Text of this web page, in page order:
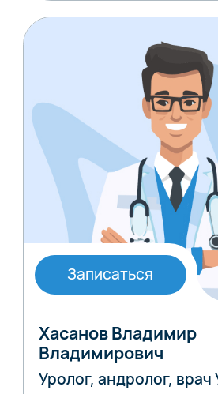
Записаться
Хасанов Владимир
Владимирович
Уролог, андролог, врач